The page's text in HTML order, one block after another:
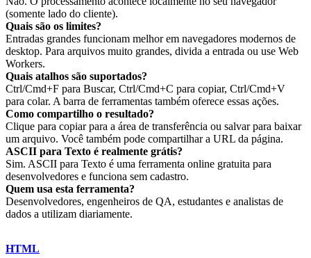
(somente lado do cliente).
Quais são os limites?
Entradas grandes funcionam melhor em navegadores modernos de
desktop. Para arquivos muito grandes, divida a entrada ou use Web
Workers.
Quais atalhos são suportados?
Ctrl/Cmd+F para Buscar, Ctrl/Cmd+C para copiar, Ctrl/Cmd+V
para colar. A barra de ferramentas também oferece essas ações.
Como compartilho o resultado?
Clique para copiar para a área de transferência ou salvar para baixar
um arquivo. Você também pode compartilhar a URL da página.
ASCII para Texto é realmente grátis?
Sim. ASCII para Texto é uma ferramenta online gratuita para
desenvolvedores e funciona sem cadastro.
Quem usa esta ferramenta?
Desenvolvedores, engenheiros de QA, estudantes e analistas de
dados a utilizam diariamente.
HTML